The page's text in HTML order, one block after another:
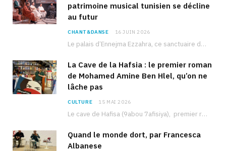
patrimoine musical tunisien se décline
au futur
CHANT&DANSE 16 JUIN 2026
Le palais d’Ennejma Ezzahra, ce sanctuaire de la musique tunisienne et méditerranéenne construit par le…
La Cave de la Hafsia : le premier roman
de Mohamed Amine Ben Hlel, qu’on ne
lâche pas
CULTURE 15 MAI 2026
Le cave de Hafisa (9abou 7afisiya), premier roman du journaliste tunisien Mohamed Amine Ben Hlel,…
Quand le monde dort, par Francesca
Albanese